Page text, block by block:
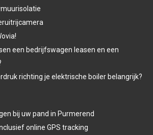
een bedrijfswagen leasen en een
richting je elektrische boiler belangrijk?
bij uw pand in Purmerend
online GPS tracking